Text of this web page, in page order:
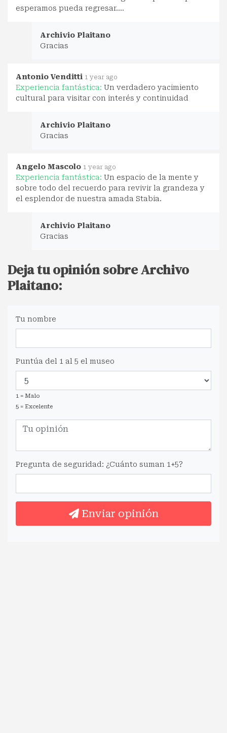
esperamos pueda regresar....
Archivio Plaitano
Gracias
Antonio Venditti 1 year ago
Experiencia fantástica: Un verdadero yacimiento
cultural para visitar con interés y continuidad
Archivio Plaitano
Gracias
Angelo Mascolo 1 year ago
Experiencia fantástica: Un espacio de la mente y
sobre todo del recuerdo para revivir la grandeza y
el esplendor de nuestra amada Stabia.
Archivio Plaitano
Gracias
Deja tu opinión sobre Archivo
Plaitano:
Tu nombre
Puntúa del 1 al 5 el museo
1 = Malo
5 = Excelente
Pregunta de seguridad: ¿Cuánto suman 1+5?
Enviar opinión